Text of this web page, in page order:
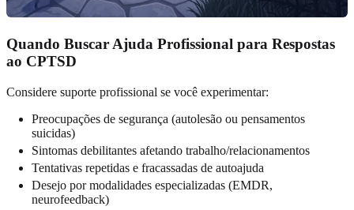
Quando Buscar Ajuda Profissional para Respostas
ao CPTSD
Considere suporte profissional se você experimentar:
Preocupações de segurança (autolesão ou pensamentos
suicidas)
Sintomas debilitantes afetando trabalho/relacionamentos
Tentativas repetidas e fracassadas de autoajuda
Desejo por modalidades especializadas (EMDR,
neurofeedback)